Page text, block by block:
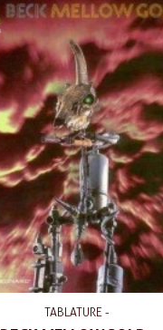
TABLATURE -